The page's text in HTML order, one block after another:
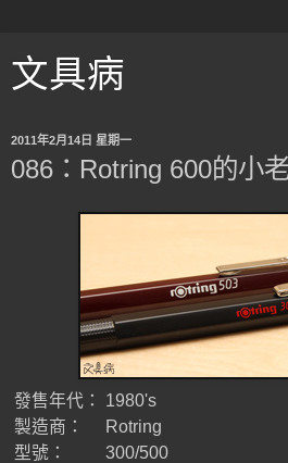
文具病
2011年2月14日 星期一
086：Rotring 600的小
發售年代：
1980's
製造商：
Rotring
型號：
300/500